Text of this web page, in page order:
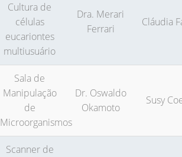
Cultura de
células
eucariontes
multiusuário
Dra. Merari
Ferrari
Cláudia
Sala de
Manipulação
de
Microorganismos
Dr. Oswaldo
Okamoto
Susy
Scanner de